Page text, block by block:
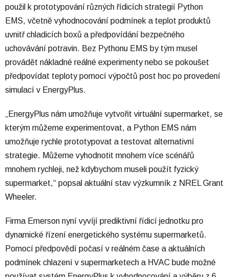
použil k prototypování různých řídicích strategií Python
EMS, včetně vyhodnocování podmínek a teplot produktů
uvnitř chladicích boxů a předpovídání bezpečného
uchovávání potravin. Bez Pythonu EMS by tým musel
provádět nákladné reálné experimenty nebo se pokoušet
předpovídat teploty pomocí výpočtů post hoc po provedení
simulací v EnergyPlus.
„EnergyPlus nám umožňuje vytvořit virtuální supermarket, se
kterým můžeme experimentovat, a Python EMS nám
umožňuje rychle prototypovat a testovat alternativní
strategie. Můžeme vyhodnotit mnohem více scénářů
mnohem rychleji, než kdybychom museli použít fyzický
supermarket,“ popsal aktuální stav výzkumník z NREL Grant
Wheeler.
Firma Emerson nyní vyvíjí prediktivní řídicí jednotku pro
dynamické řízení energetického systému supermarketů.
Pomocí předpovědí počasí v reálném čase a aktuálních
podmínek chlazení v supermarketech a HVAC bude možné